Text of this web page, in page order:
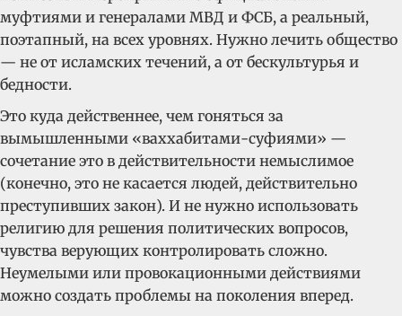
муфтиями и генералами МВД и ФСБ, а реальный,
поэтапный, на всех уровнях. Нужно лечить общество
— не от исламских течений, а от бескультурья и
бедности.
Это куда действеннее, чем гоняться за
вымышленными «ваххабитами-суфиями» —
сочетание это в действительности немыслимое
(конечно, это не касается людей, действительно
преступивших закон). И не нужно использовать
религию для решения политических вопросов,
чувства верующих контролировать сложно.
Неумелыми или провокационными действиями
можно создать проблемы на поколения вперед.